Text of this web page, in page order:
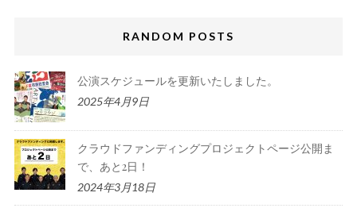
RANDOM POSTS
公演スケジュールを更新いたしました。
2025年4月9日
クラウドファンディングプロジェクトページ公開ま
で、あと2日！
2024年3月18日